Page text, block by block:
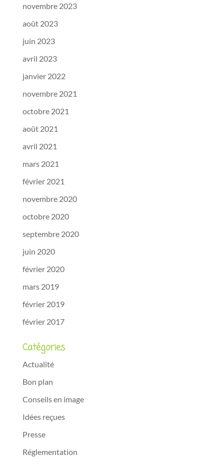
novembre 2023
août 2023
juin 2023
avril 2023
janvier 2022
novembre 2021
octobre 2021
août 2021
avril 2021
mars 2021
février 2021
novembre 2020
octobre 2020
septembre 2020
juin 2020
février 2020
mars 2019
février 2019
février 2017
Catégories
Actualité
Bon plan
Conseils en image
Idées reçues
Presse
Réglementation